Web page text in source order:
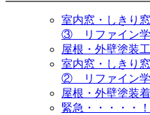
室内窓・しきり
③ リファイン
屋根・外壁塗装
室内窓・しきり
② リファイン
屋根・外壁塗装
緊急・・・・・！